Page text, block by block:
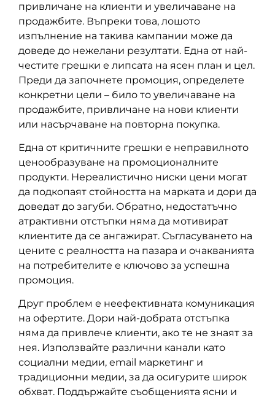
привличане на клиенти и увеличаване на
продажбите. Въпреки това, лошото
изпълнение на такива кампании може да
доведе до нежелани резултати. Една от най-
честите грешки е липсата на ясен план и цел.
Преди да започнете промоция, определете
конкретни цели – било то увеличаване на
продажбите, привличане на нови клиенти
или насърчаване на повторна покупка.
Една от критичните грешки е неправилното
ценообразуване на промоционалните
продукти. Нереалистично ниски цени могат
да подкопаят стойността на марката и дори да
доведат до загуби. Обратно, недостатъчно
атрактивни отстъпки няма да мотивират
клиентите да се ангажират. Съгласуването на
цените с реалността на пазара и очакванията
на потребителите е ключово за успешна
промоция.
Друг проблем е неефективната комуникация
на офертите. Дори най-добрата отстъпка
няма да привлече клиенти, ако те не знаят за
нея. Използвайте различни канали като
социални медии, email маркетинг и
традиционни медии, за да осигурите широк
обхват. Поддържайте съобщенията ясни и